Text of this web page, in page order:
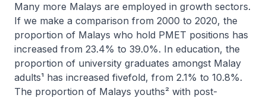
Many more Malays are employed in growth sectors.
If we make a comparison from 2000 to 2020, the
proportion of Malays who hold PMET positions has
increased from 23.4% to 39.0%. In education, the
proportion of university graduates amongst Malay
adults¹ has increased fivefold, from 2.1% to 10.8%.
The proportion of Malays youths² with post-